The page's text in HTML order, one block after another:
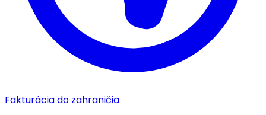
Fakturácia do zahraničia